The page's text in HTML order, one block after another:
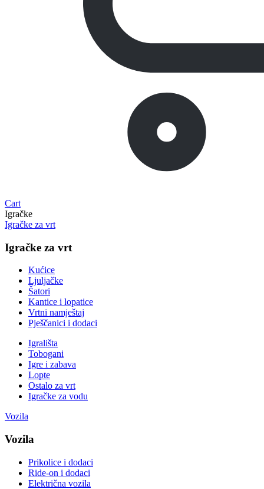
Cart
Igračke
Igračke za vrt
Igračke za vrt
Kućice
Ljuljačke
Šatori
Kantice i lopatice
Vrtni namještaj
Pješčanici i dodaci
Igrališta
Tobogani
Igre i zabava
Lopte
Ostalo za vrt
Igračke za vodu
Vozila
Vozila
Prikolice i dodaci
Ride-on i dodaci
Električna vozila